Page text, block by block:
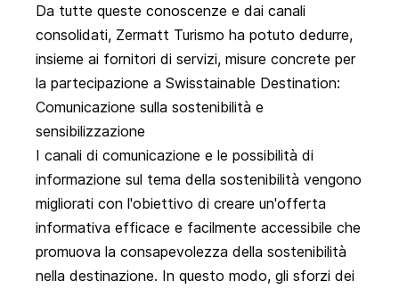
Da tutte queste conoscenze e dai canali
consolidati, Zermatt Turismo ha potuto dedurre,
insieme ai fornitori di servizi, misure concrete per
la partecipazione a Swisstainable Destination:
Comunicazione sulla sostenibilità e
sensibilizzazione
I canali di comunicazione e le possibilità di
informazione sul tema della sostenibilità vengono
migliorati con l'obiettivo di creare un'offerta
informativa efficace e facilmente accessibile che
promuova la consapevolezza della sostenibilità
nella destinazione. In questo modo, gli sforzi dei